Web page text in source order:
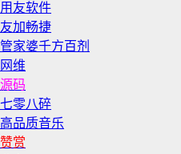
用友软件
友加畅捷
管家婆千方百剂
网维
源码
七零八碎
高品质音乐
赞赏